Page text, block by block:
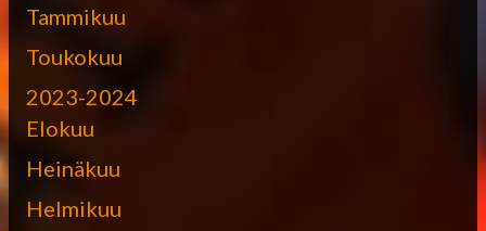
Tammikuu
Toukokuu
2023-2024
Elokuu
Heinäkuu
Helmikuu